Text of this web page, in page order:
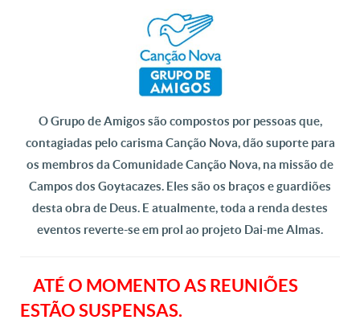
O Grupo de Amigos são compostos por pessoas que,
contagiadas pelo carisma Canção Nova, dão suporte para
os membros da Comunidade Canção Nova, na missão de
Campos dos Goytacazes. Eles são os braços e guardiões
desta obra de Deus. E atualmente, toda a renda destes
eventos reverte-se em prol ao projeto Dai-me Almas.
ATÉ O MOMENTO AS REUNIÕES
ESTÃO SUSPENSAS.